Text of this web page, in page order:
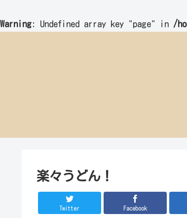
Warning: Undefined array key "page" in /
楽々うどん！
Twitter Facebook